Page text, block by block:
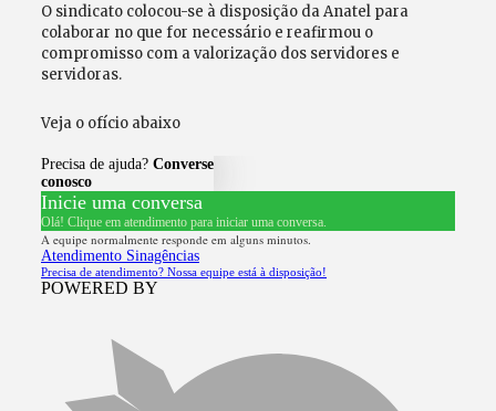
O sindicato colocou-se à disposição da Anatel para
colaborar no que for necessário e reafirmou o
compromisso com a valorização dos servidores e
servidoras.
Veja o ofício abaixo